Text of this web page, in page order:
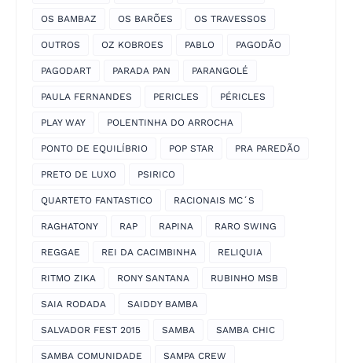
OS BAMBAZ OS BARÕES OS TRAVESSOS
OUTROS OZ KOBROES PABLO PAGODÃO
PAGODART PARADA PAN PARANGOLÉ
PAULA FERNANDES PERICLES PÉRICLES
PLAY WAY POLENTINHA DO ARROCHA
PONTO DE EQUILÍBRIO POP STAR PRA PAREDÃO
PRETO DE LUXO PSIRICO
QUARTETO FANTASTICO RACIONAIS MC´S
RAGHATONY RAP RAPINA RARO SWING
REGGAE REI DA CACIMBINHA RELIQUIA
RITMO ZIKA RONY SANTANA RUBINHO MSB
SAIA RODADA SAIDDY BAMBA
SALVADOR FEST 2015 SAMBA SAMBA CHIC
SAMBA COMUNIDADE SAMPA CREW